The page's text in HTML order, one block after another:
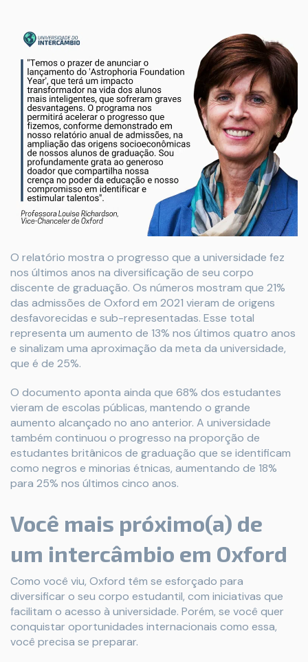
O relatório mostra o progresso que a universidade fez
nos últimos anos na diversificação de seu corpo
discente de graduação. Os números mostram que 21%
das admissões de Oxford em 2021 vieram de origens
desfavorecidas e sub-representadas. Esse total
representa um aumento de 13% nos últimos quatro anos
e sinalizam uma aproximação da meta da universidade,
que é de 25%.
O documento aponta ainda que 68% dos estudantes
vieram de escolas públicas, mantendo o grande
aumento alcançado no ano anterior. A universidade
também continuou o progresso na proporção de
estudantes britânicos de graduação que se identificam
como negros e minorias étnicas, aumentando de 18%
para 25% nos últimos cinco anos.
Você mais próximo(a) de
um intercâmbio em Oxford
Como você viu, Oxford têm se esforçado para
diversificar o seu corpo estudantil, com iniciativas que
facilitam o acesso à universidade. Porém, se você quer
conquistar oportunidades internacionais como essa,
você precisa se preparar.